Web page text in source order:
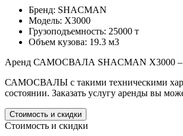
Бренд: SHACMAN
Модель: X3000
Грузоподъемность: 25000 т
Объем кузова: 19.3 м3
Аренд САМОСВАЛА SHACMAN X3000 –
САМОСВАЛЫ с такими техническими
состоянии. Заказать услугу аренды вы
Стоимость и скидки
Стоимость и скидки